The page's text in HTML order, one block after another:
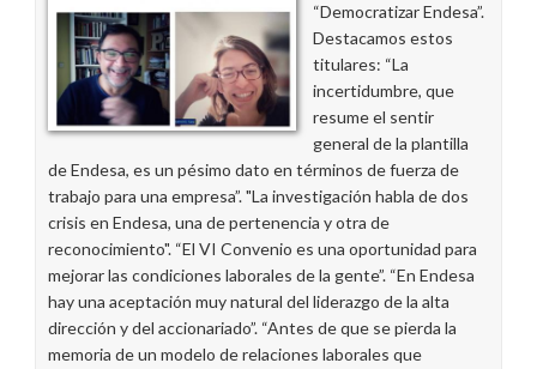
“Democratizar Endesa”.
Destacamos estos
titulares: “La
incertidumbre, que
resume el sentir
general de la plantilla
de Endesa, es un pésimo dato en términos de fuerza de
trabajo para una empresa”. "La investigación habla de dos
crisis en Endesa, una de pertenencia y otra de
reconocimiento". “El VI Convenio es una oportunidad para
mejorar las condiciones laborales de la gente”. “En Endesa
hay una aceptación muy natural del liderazgo de la alta
dirección y del accionariado”. “Antes de que se pierda la
memoria de un modelo de relaciones laborales que